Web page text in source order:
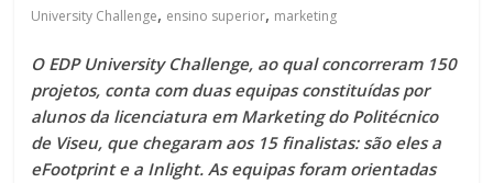
University Challenge, ensino superior, marketing
O EDP University Challenge, ao qual concorreram 150
projetos, conta com duas equipas constituídas por
alunos da licenciatura em Marketing do Politécnico
de Viseu, que chegaram aos 15 finalistas: são eles a
eFootprint e a Inlight. As equipas foram orientadas